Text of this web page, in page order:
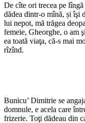
De cîte ori trecea pe
dădea dintr-o mînă, și îşi
lui nepot, mă trăgea
femeie, Gheorghe, o am
ea toată viaţa, că-s mai
rîzînd.
Bunicu’ Dimitrie se
domnule, e acela care
frizerie. Toţi dădeau din